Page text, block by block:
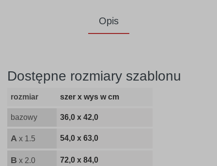
Opis
Dostępne rozmiary szablonu
rozmiar szer x wys w cm
bazowy 36,0 x 42,0
A x 1.5 54,0 x 63,0
B x 2.0 72,0 x 84,0